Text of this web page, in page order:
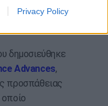
Privacy Policy
να
δημοσιεύθηκε
Advances,
προσπάθειας